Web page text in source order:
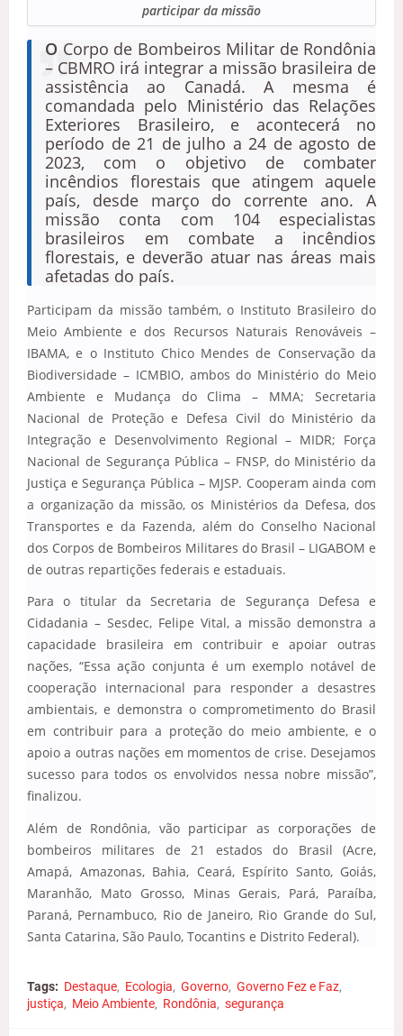
participar da missão
O Corpo de Bombeiros Militar de Rondônia
– CBMRO irá integrar a missão brasileira de
assistência ao Canadá. A mesma é
comandada pelo Ministério das Relações
Exteriores Brasileiro, e acontecerá no
período de 21 de julho a 24 de agosto de
2023, com o objetivo de combater
incêndios florestais que atingem aquele
país, desde março do corrente ano. A
missão conta com 104 especialistas
brasileiros em combate a incêndios
florestais, e deverão atuar nas áreas mais
afetadas do país.
Participam da missão também, o Instituto Brasileiro do
Meio Ambiente e dos Recursos Naturais Renováveis –
IBAMA, e o Instituto Chico Mendes de Conservação da
Biodiversidade – ICMBIO, ambos do Ministério do Meio
Ambiente e Mudança do Clima – MMA; Secretaria
Nacional de Proteção e Defesa Civil do Ministério da
Integração e Desenvolvimento Regional – MIDR; Força
Nacional de Segurança Pública – FNSP, do Ministério da
Justiça e Segurança Pública – MJSP. Cooperam ainda com
a organização da missão, os Ministérios da Defesa, dos
Transportes e da Fazenda, além do Conselho Nacional
dos Corpos de Bombeiros Militares do Brasil – LIGABOM e
de outras repartições federais e estaduais.
Para o titular da Secretaria de Segurança Defesa e
Cidadania – Sesdec, Felipe Vital, a missão demonstra a
capacidade brasileira em contribuir e apoiar outras
nações, “Essa ação conjunta é um exemplo notável de
cooperação internacional para responder a desastres
ambientais, e demonstra o comprometimento do Brasil
em contribuir para a proteção do meio ambiente, e o
apoio a outras nações em momentos de crise. Desejamos
sucesso para todos os envolvidos nessa nobre missão”,
finalizou.
Além de Rondônia, vão participar as corporações de
bombeiros militares de 21 estados do Brasil (Acre,
Amapá, Amazonas, Bahia, Ceará, Espírito Santo, Goiás,
Maranhão, Mato Grosso, Minas Gerais, Pará, Paraíba,
Paraná, Pernambuco, Rio de Janeiro, Rio Grande do Sul,
Santa Catarina, São Paulo, Tocantins e Distrito Federal).
Tags: Destaque Ecologia Governo Governo Fez e Faz
justiça
Meio Ambiente Rondônia segurança